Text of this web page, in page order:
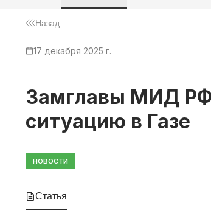
Назад
17 декабря 2025 г.
Замглавы МИД РФ
ситуацию в Газе
НОВОСТИ
Статья